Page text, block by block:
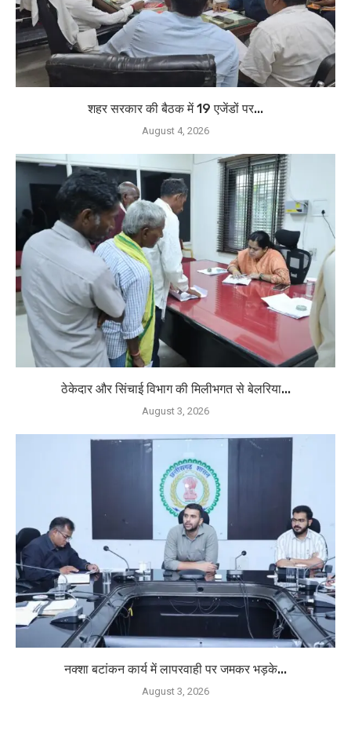
शहर सरकार की बैठक में 19 एजेंडों पर...
August 4, 2026
ठेकेदार और सिंचाई विभाग की मिलीभगत से बेलरिया...
August 3, 2026
नक्शा बटांकन कार्य में लापरवाही पर जमकर भड़के...
August 3, 2026